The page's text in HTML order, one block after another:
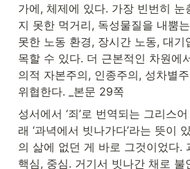
가에, 체제에 있다. 가장 빈번히
지 못한 먹거리, 독성물질을 내뿜
못한 노동 환경, 장시간 노동, 대기
목할 수 있다. 더 근본적인 차원에
의적 자본주의, 인종주의, 성차별
위협한다. _본문 29쪽
성서에서 ‘죄’로 번역되는 그리스어
래 ‘과녁에서 빗나가다’라는 뜻이
의 삶에 없던 게 바로 그것이었다.
핵심, 중심. 거기서 빗나간 채로